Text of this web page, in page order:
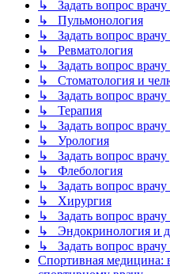
↳ Задать вопрос врачу
↳ Пульмонология
↳ Задать вопрос врачу
↳ Ревматология
↳ Задать вопрос врачу
↳ Стоматология и
↳ Задать вопрос
↳ Терапия
↳ Задать вопрос
↳ Урология
↳ Задать вопрос врачу
↳ Флебология
↳ Задать вопрос врачу
↳ Хирургия
↳ Задать вопрос врачу
↳ Эндокринология и
↳ Задать вопрос
Спортивная медицина: